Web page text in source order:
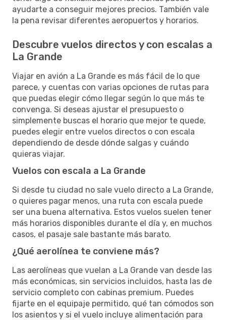
ayudarte a conseguir mejores precios. También vale
la pena revisar diferentes aeropuertos y horarios.
Descubre vuelos directos y con escalas a
La Grande
Viajar en avión a La Grande es más fácil de lo que
parece, y cuentas con varias opciones de rutas para
que puedas elegir cómo llegar según lo que más te
convenga. Si deseas ajustar el presupuesto o
simplemente buscas el horario que mejor te quede,
puedes elegir entre vuelos directos o con escala
dependiendo de desde dónde salgas y cuándo
quieras viajar.
Vuelos con escala a La Grande
Si desde tu ciudad no sale vuelo directo a La Grande,
o quieres pagar menos, una ruta con escala puede
ser una buena alternativa. Estos vuelos suelen tener
más horarios disponibles durante el día y, en muchos
casos, el pasaje sale bastante más barato.
¿Qué aerolínea te conviene más?
Las aerolíneas que vuelan a La Grande van desde las
más económicas, sin servicios incluidos, hasta las de
servicio completo con cabinas premium. Puedes
fijarte en el equipaje permitido, qué tan cómodos son
los asientos y si el vuelo incluye alimentación para